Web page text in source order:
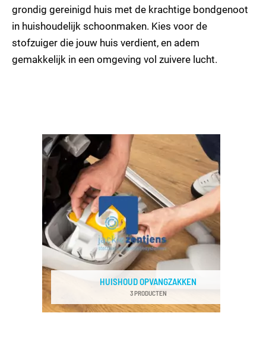
grondig gereinigd huis met de krachtige bondgenoot
in huishoudelijk schoonmaken. Kies voor de
stofzuiger die jouw huis verdient, en adem
gemakkelijk in een omgeving vol zuivere lucht.
HUISHOUD OPVANGZAKKEN
3 PRODUCTEN